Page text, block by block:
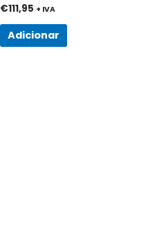
(redondo)
€111,95 + IVA
Adicionar